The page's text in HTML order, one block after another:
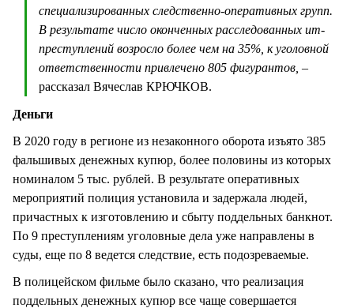
специализированных следственно-оперативных групп.
В результате число оконченных расследованных ит-
преступлений возросло более чем на 35%, к уголовной
ответственности привлечено 805 фигурантов, –
рассказал Вячеслав КРЮЧКОВ.
Деньги
В 2020 году в регионе из незаконного оборота изъято 385
фальшивых денежных купюр, более половины из которых
номиналом 5 тыс. рублей. В результате оперативных
мероприятий полиция установила и задержала людей,
причастных к изготовлению и сбыту поддельных банкнот.
По 9 преступлениям уголовные дела уже направлены в
суды, еще по 8 ведется следствие, есть подозреваемые.
В полицейском фильме было сказано, что реализация
поддельных денежных купюр все чаще совершается